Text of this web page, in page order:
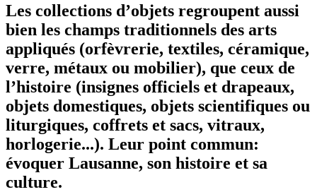
Les collections d’objets regroupent aussi
bien les champs traditionnels des arts
appliqués (orfèvrerie, textiles, céramique,
verre, métaux ou mobilier), que ceux de
l’histoire (insignes officiels et drapeaux,
objets domestiques, objets scientifiques ou
liturgiques, coffrets et sacs, vitraux,
horlogerie...). Leur point commun:
évoquer Lausanne, son histoire et sa
culture.